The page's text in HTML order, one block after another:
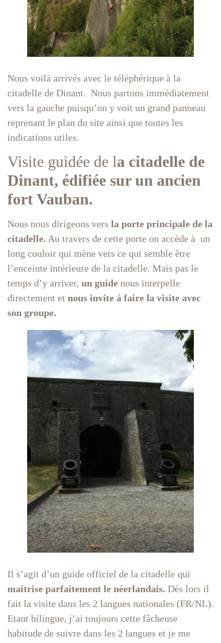
Nous voilà arrivés avec le téléphérique à la
citadelle de Dinant. Nous partons immédiatement
vers la gauche puisqu’on y voit un grand panneau
reprenant le plan du site ainsi que toutes les
indications utiles.
Visite guidée de la citadelle de
Dinant, édifiée sur un ancien
fort Vauban.
Nous nous dirigeons vers la porte principale de la
citadelle. Au travers de cette porte on accède à un
long couloir qui mène vers ce qui semble être
l’enceinte intérieure de la citadelle. Mais pas le
temps d’y arriver, un guide nous interpelle
directement et nous invite à faire la visite avec
son groupe.
Il s’agit d’un guide officiel de la citadelle qui
maitrise parfaitement le néerlandais. Dès lors il
fait la visite dans les 2 langues nationales (FR/NL).
Etant bilingue, j’ai toujours cette fâcheuse
habitude de suivre dans les 2 langues et je me